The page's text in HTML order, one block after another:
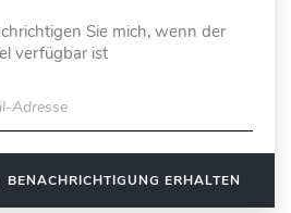
Sie mich, wenn der
verfügbar ist
Adresse
BENACHRICHTIGUNG ERHALTEN